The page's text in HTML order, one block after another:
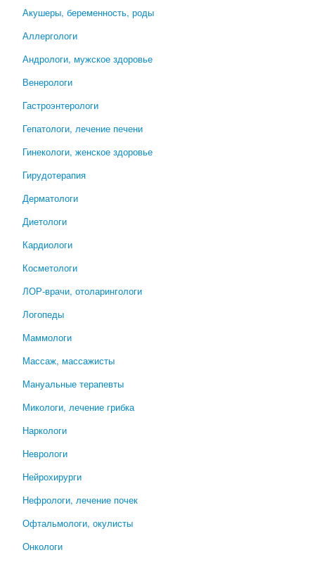
Акушеры, беременность, роды
Аллергологи
Андрологи, мужское здоровье
Венерологи
Гастроэнтерологи
Гепатологи, лечение печени
Гинекологи, женское здоровье
Гирудотерапия
Дерматологи
Диетологи
Кардиологи
Косметологи
ЛОР-врачи, отоларингологи
Логопеды
Маммологи
Массаж, массажисты
Мануальные терапевты
Микологи, лечение грибка
Наркологи
Неврологи
Нейрохирурги
Нефрологи, лечение почек
Офтальмологи, окулисты
Онкологи